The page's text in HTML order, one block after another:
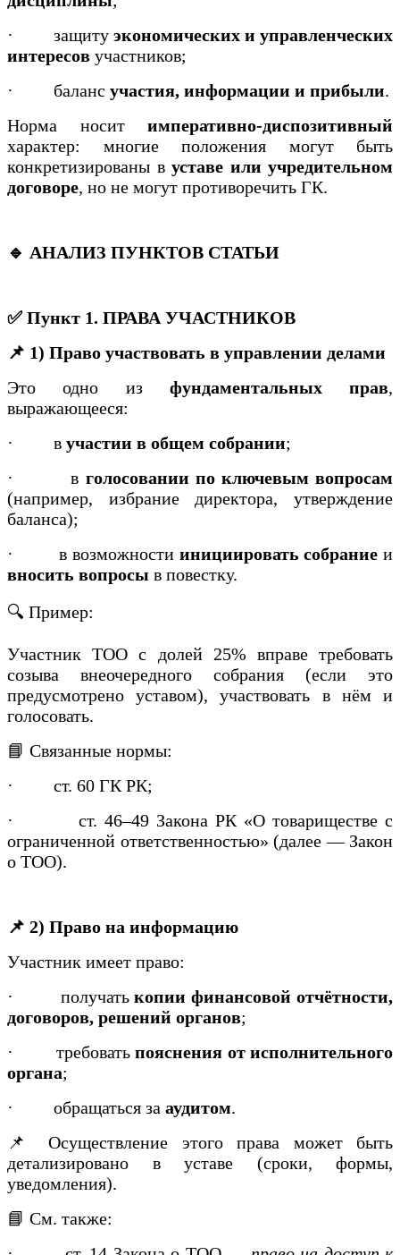
· защиту экономических и управленческих
интересов участников;
· баланс участия, информации и прибыли.
Норма носит императивно-диспозитивный
характер: многие положения могут быть
конкретизированы в уставе или учредительном
договоре, но не могут противоречить ГК.
🔹 АНАЛИЗ ПУНКТОВ СТАТЬИ
✅ Пункт 1. ПРАВА УЧАСТНИКОВ
📌 1) Право участвовать в управлении делами
Это одно из фундаментальных прав,
выражающееся:
· в участии в общем собрании;
·в голосовании по ключевым вопросам
(например, избрание директора, утверждение
баланса);
·в возможности инициировать собрание и
вносить вопросы в повестку.
🔍 Пример:
Участник ТОО с долей 25% вправе требовать
созыва внеочередного собрания (если это
предусмотрено уставом), участвовать в нём и
голосовать.
📘 Связанные нормы:
· ст. 60 ГК РК;
· ст. 46–49 Закона РК «О товариществе с
ограниченной ответственностью» (далее — Закон
о ТОО).
📌 2) Право на информацию
Участник имеет право:
· получатькопии финансовой отчётности,
договоров, решений органов;
· требоватьпояснения от исполнительного
органа;
· обращаться за аудитом.
📌 Осуществление этого права может быть
детализировано в уставе (сроки, формы,
уведомления).
📘 См. также: